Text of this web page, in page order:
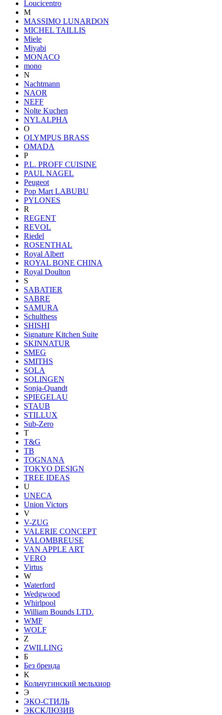
Loucicentro
M
MASSIMO LUNARDON
MICHEL TAILLIS
Miele
Miyabi
MONACO
mono
N
Nachtmann
NAOR
NEFF
Nolte Kuchen
NYLALPHA
O
OLYMPUS BRASS
OMADA
P
P.L. PROFF CUISINE
PAUL NAGEL
Peugeot
Pop Mart LABUBU
PYLONES
R
REGENT
REVOL
Riedel
ROSENTHAL
Royal Albert
ROYAL BONE CHINA
Royal Doulton
S
SABATIER
SABRE
SAMURA
Schulthess
SHISHI
Signature Kitchen Suite
SKINNATUR
SMEG
SMITHS
SOLA
SOLINGEN
Sonja-Quandt
SPIEGELAU
STAUB
STILLUX
Sub-Zero
T
T&G
TB
TOGNANA
TOKYO DESIGN
TREE IDEAS
U
UNECA
Union Victors
V
V-ZUG
VALERIE CONCEPT
VALOMBREUSE
VAN APPLE ART
VERO
Virtus
W
Waterford
Wedgwood
Whirlpool
William Bounds LTD.
WMF
WOLF
Z
ZWILLING
Б
Без бренда
К
Кольчугинский мельхиор
Э
ЭКО-СТИЛЬ
ЭКСКЛЮЗИВ